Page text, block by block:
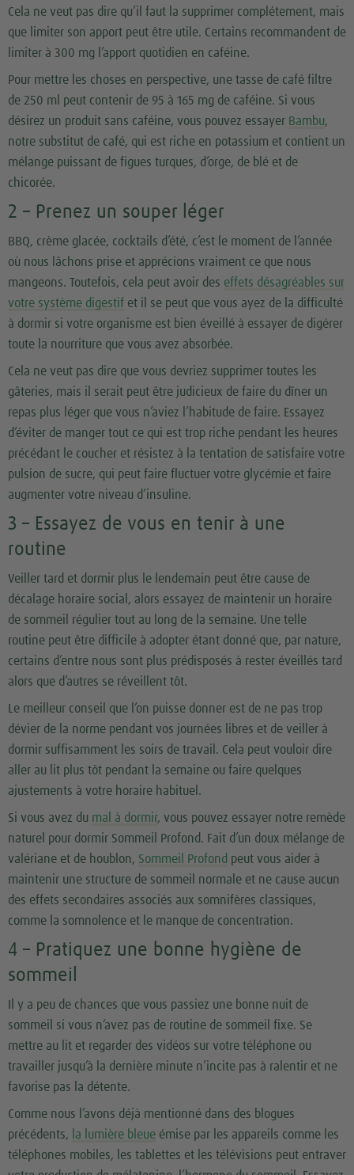
Cela ne veut pas dire qu’il faut la supprimer complétement, mais
que limiter son apport peut être utile. Certains recommandent de
limiter à 300 mg l’apport quotidien en caféine.
Pour mettre les choses en perspective, une tasse de café filtre
de 250 ml peut contenir de 95 à 165 mg de caféine. Si vous
désirez un produit sans caféine, vous pouvez essayer Bambu,
notre substitut de café, qui est riche en potassium et contient un
mélange puissant de figues turques, d’orge, de blé et de
chicorée.
2 – Prenez un souper léger
BBQ, crème glacée, cocktails d’été, c’est le moment de l’année
où nous lâchons prise et apprécions vraiment ce que nous
mangeons. Toutefois, cela peut avoir des effets désagréables sur
votre système digestif et il se peut que vous ayez de la difficulté
à dormir si votre organisme est bien éveillé à essayer de digérer
toute la nourriture que vous avez absorbée.
Cela ne veut pas dire que vous devriez supprimer toutes les
gâteries, mais il serait peut être judicieux de faire du dîner un
repas plus léger que vous n’aviez l’habitude de faire. Essayez
d’éviter de manger tout ce qui est trop riche pendant les heures
précédant le coucher et résistez à la tentation de satisfaire votre
pulsion de sucre, qui peut faire fluctuer votre glycémie et faire
augmenter votre niveau d’insuline.
3 – Essayez de vous en tenir à une
routine
Veiller tard et dormir plus le lendemain peut être cause de
décalage horaire social, alors essayez de maintenir un horaire
de sommeil régulier tout au long de la semaine. Une telle
routine peut être difficile à adopter étant donné que, par nature,
certains d’entre nous sont plus prédisposés à rester éveillés tard
alors que d’autres se réveillent tôt.
Le meilleur conseil que l’on puisse donner est de ne pas trop
dévier de la norme pendant vos journées libres et de veiller à
dormir suffisamment les soirs de travail. Cela peut vouloir dire
aller au lit plus tôt pendant la semaine ou faire quelques
ajustements à votre horaire habituel.
Si vous avez du mal à dormir, vous pouvez essayer notre remède
naturel pour dormir Sommeil Profond. Fait d’un doux mélange de
valériane et de houblon, Sommeil Profond peut vous aider à
maintenir une structure de sommeil normale et ne cause aucun
des effets secondaires associés aux somnifères classiques,
comme la somnolence et le manque de concentration.
4 – Pratiquez une bonne hygiène de
sommeil
Il y a peu de chances que vous passiez une bonne nuit de
sommeil si vous n’avez pas de routine de sommeil fixe. Se
mettre au lit et regarder des vidéos sur votre téléphone ou
travailler jusqu’à la dernière minute n’incite pas à ralentir et ne
favorise pas la détente.
Comme nous l’avons déjà mentionné dans des blogues
précédents,
la lumière bleue émise par les appareils comme les
téléphones mobiles, les tablettes et les télévisions peut entraver